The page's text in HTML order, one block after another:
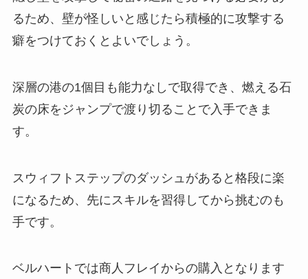
るため、壁が怪しいと感じたら積極的に攻撃する
癖をつけておくとよいでしょう。
深層の港の1個目も能力なしで取得でき、燃える石
炭の床をジャンプで渡り切ることで入手できま
す。
スウィフトステップのダッシュがあると格段に楽
になるため、先にスキルを習得してから挑むのも
手です。
ベルハートでは商人フレイからの購入となります